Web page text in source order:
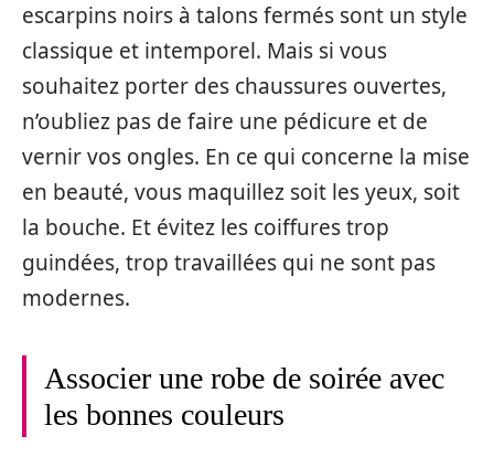
escarpins noirs à talons fermés sont un style
classique et intemporel. Mais si vous
souhaitez porter des chaussures ouvertes,
n’oubliez pas de faire une pédicure et de
vernir vos ongles. En ce qui concerne la mise
en beauté, vous maquillez soit les yeux, soit
la bouche. Et évitez les coiffures trop
guindées, trop travaillées qui ne sont pas
modernes.
Associer une robe de soirée avec
les bonnes couleurs